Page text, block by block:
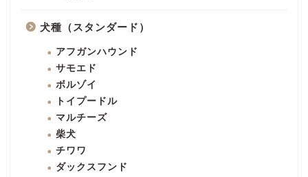
犬種（スタンダード）
アフガンハウンド
サモエド
ボルゾイ
トイプードル
マルチーズ
柴犬
チワワ
ダックスフンド